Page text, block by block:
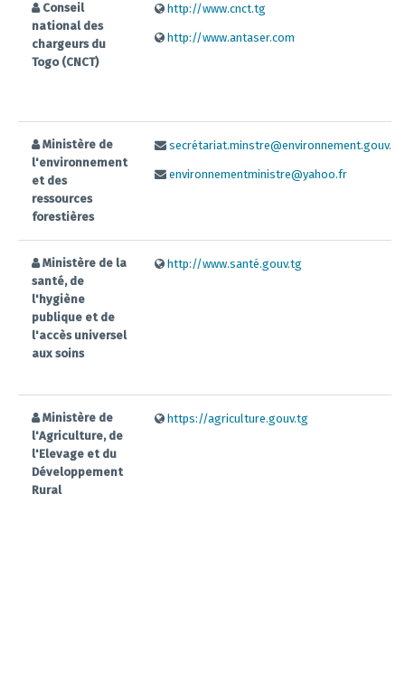
Conseil
national des
chargeurs du
Togo (CNCT)
http://www.cnct.tg
http://www.antaser.com
Ministère de
l'environnement
et des
ressources
forestières
secrétariat.minstre@environnement.gouv.tg
environnementministre@yahoo.fr
Ministère de la
santé, de
l'hygiène
publique et de
l'accès universel
aux soins
http://www.santé.gouv.tg
Ministère de
l'Agriculture, de
l'Elevage et du
Développement
Rural
https://agriculture.gouv.tg